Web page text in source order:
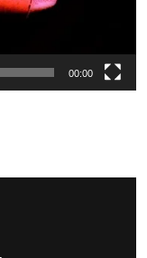
00:00